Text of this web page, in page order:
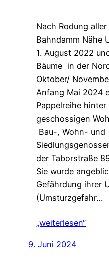
Nach Rodung aller
Bahndamm Nähe
1. August 2022
Bäume in der
Oktober/
Anfang Mai 2024
Pappelreihe
geschossigen
Bau-, Wohn- und
der Taborstraße
Sie wurde
Gefährdung ihrer
(Umsturzgefahr…
„weiterlesen“
9. Juni 2024